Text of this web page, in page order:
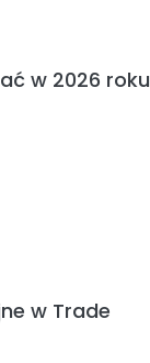
w 2026
w Trade